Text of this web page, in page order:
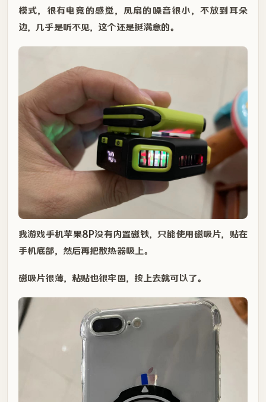
模式，很有电竞的感觉，风扇的噪音很小，不放到耳朵
边，几乎是听不见，这个还是挺满意的。
我游戏手机苹果8P没有内置磁铁，只能使用磁吸片，贴在
手机底部，然后再把散热器吸上。
磁吸片很薄，粘贴也很牢固，按上去就可以了。